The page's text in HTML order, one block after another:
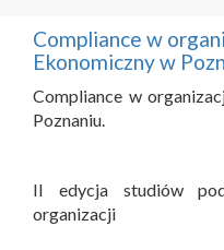
Compliance w
Ekonomiczny w
Compliance w
Poznaniu.
II edycja studiów
organizacji